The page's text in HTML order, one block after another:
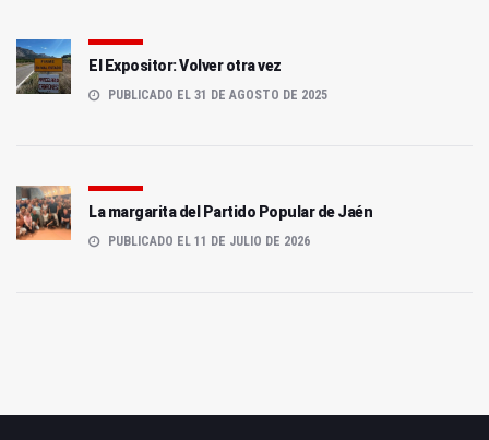
El Expositor: Volver otra vez
PUBLICADO EL 31 DE AGOSTO DE 2025
La margarita del Partido Popular de Jaén
PUBLICADO EL 11 DE JULIO DE 2026